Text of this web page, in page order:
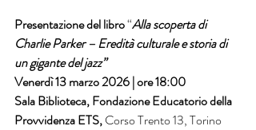
Presentazione del libro “Alla scoperta di
Charlie Parker – Eredità culturale e storia di
un gigante del jazz”
Venerdì 13 marzo 2026 | ore 18:00
Sala Biblioteca, Fondazione Educatorio della
Provvidenza ETS, Corso Trento 13, Torino